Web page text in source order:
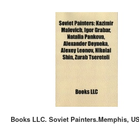
Books LLC. Soviet Painters.Memphis,